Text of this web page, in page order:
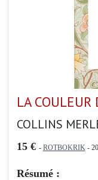
LA COULEUR
COLLINS
15 € - ROTBOKRIK -
Résumé :